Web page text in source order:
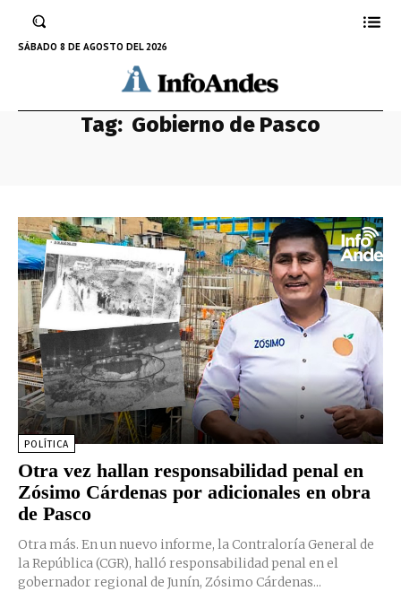
SÁBADO 8 DE AGOSTO DEL 2026
Tag: Gobierno de Pasco
POLÍTICA
Otra vez hallan responsabilidad penal en
Zósimo Cárdenas por adicionales en obra
de Pasco
Otra más. En un nuevo informe, la Contraloría General de
la República (CGR), halló responsabilidad penal en el
gobernador regional de Junín, Zósimo Cárdenas...